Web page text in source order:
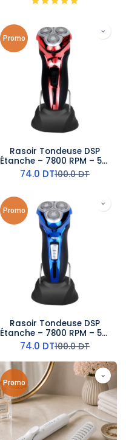
Promo
Rasoir Tondeuse DSP
Étanche – 7800 RPM – 5W
– Rouge
74.0 DT100.0DT
Promo
Rasoir Tondeuse DSP
Étanche – 7800 RPM – 5W
– Bleu
74.0 DT100.0DT
Promo